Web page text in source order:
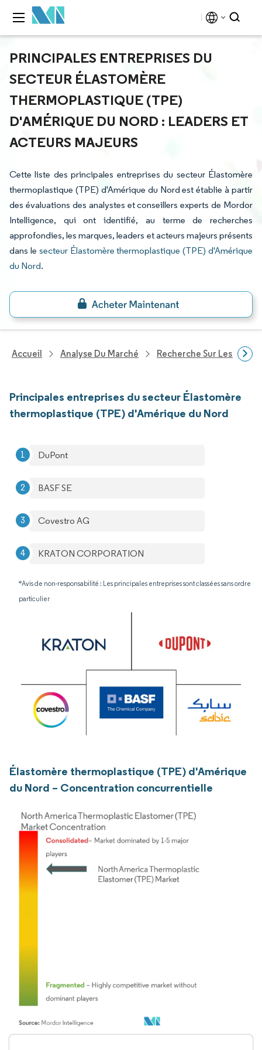
PRINCIPALES ENTREPRISES DU
SECTEUR ÉLASTOMÈRE
THERMOPLASTIQUE (TPE)
D'AMÉRIQUE DU NORD : LEADERS ET
ACTEURS MAJEURS
Cette liste des principales entreprises du secteur Élastomère
thermoplastique (TPE) d'Amérique du Nord est établie à partir
des évaluations des analystes et conseillers experts de Mordor
Intelligence, qui ont identifié, au terme de recherches
approfondies, les marques, leaders et acteurs majeurs présents
dans le secteur Élastomère thermoplastique (TPE) d'Amérique
du Nord.
Accueil Analyse Du Marché Recherche Sur Les
Principales entreprises du secteur Élastomère
thermoplastique (TPE) d'Amérique du Nord
DuPont
BASF SE
Covestro AG
KRATON CORPORATION
*Avis de non-responsabilité : Les principales entreprises sont classées sans ordre
particulier
Élastomère thermoplastique (TPE) d'Amérique
du Nord – Concentration concurrentielle